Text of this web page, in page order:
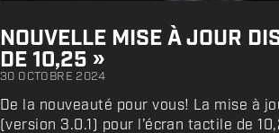
NOUVELLE MISE À JOUR
DE 10,25 »
30 OCTOBRE 2024
De la nouveauté pour vous! La mise à
(version 3.0.1) pour l’écran tactile de